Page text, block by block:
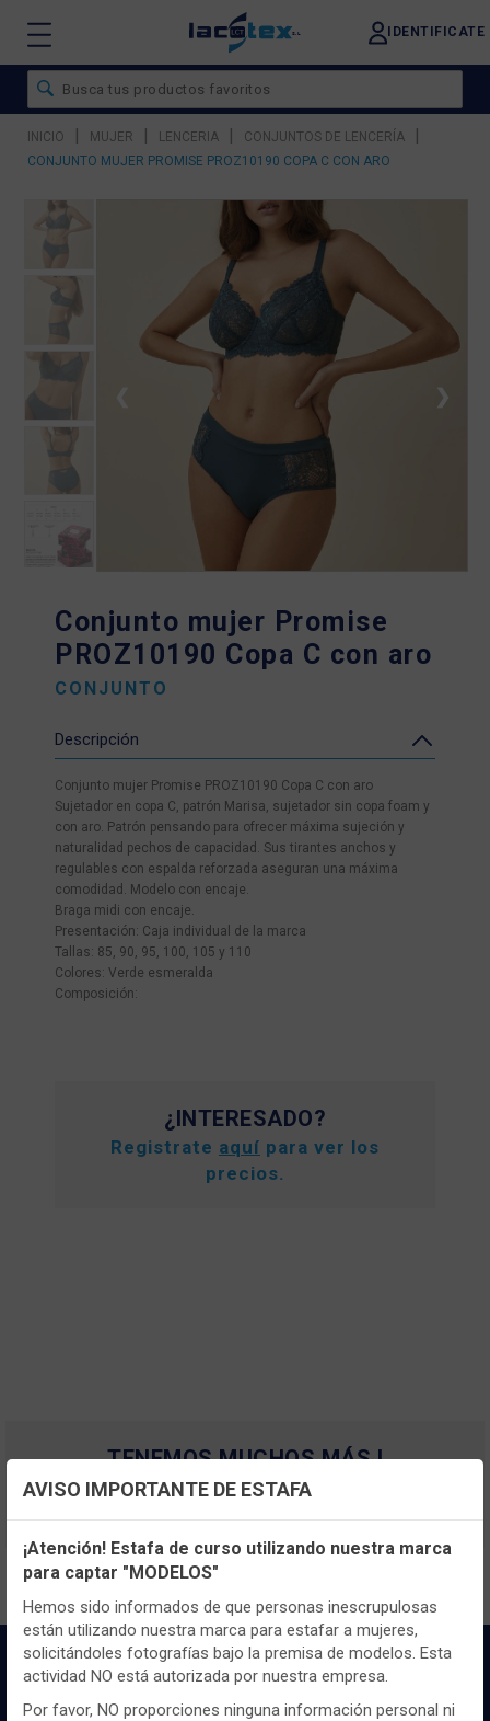
IDENTIFICATE
INICIO | MUJER | LENCERIA | CONJUNTOS DE LENCERÍA |
CONJUNTO MUJER PROMISE PROZ10190 COPA C CON ARO
❯
Conjunto mujer Promise
PROZ10190 Copa C con aro
CONJUNTO
Descripción
Conjunto mujer Promise PROZ10190 Copa C con aro
Sujetador en copa C, patrón Marisa, sujetador sin copa foam y
con aro. Patrón pensando para ofrecer máxima sujeción y
naturalidad pechos de capacidad. Sus tirantes anchos y
regulables con espalda reforzada aseguran una máxima
comodidad. Modelo con encaje.
Braga midi con encaje.
Presentación: Caja individual de la marca
Tallas: 85, 90, 95, 100, 105 y 110
Colores: Verde esmeralda
Composición:
¿INTERESADO?
Registrate aquí para ver los
precios.
TENEMOS MUCHOS MÁS !
Registrateaquí para poder ver todo el
Configuración de cookies
Utilizamos cookies propias y de terceros, de sesión o
persistentes, para hacer funcionar de manera segura nuestra
página web y personalizar su contenido.
Igualmente, utilizamos cookies para medir y obtener datos de
la navegación que realizas y para ajustar el contenido a tus
gustos y preferencias.
AVISO IMPORTANTE DE ESTAFA
¡Atención! Estafa de curso utilizando nuestra marca
para captar "MODELOS"
Hemos sido informados de que personas inescrupulosas
están utilizando nuestra marca para estafar a mujeres,
solicitándoles fotografías bajo la premisa de modelos. Esta
actividad NO está autorizada por nuestra empresa.
Por favor, NO proporciones ninguna información personal ni